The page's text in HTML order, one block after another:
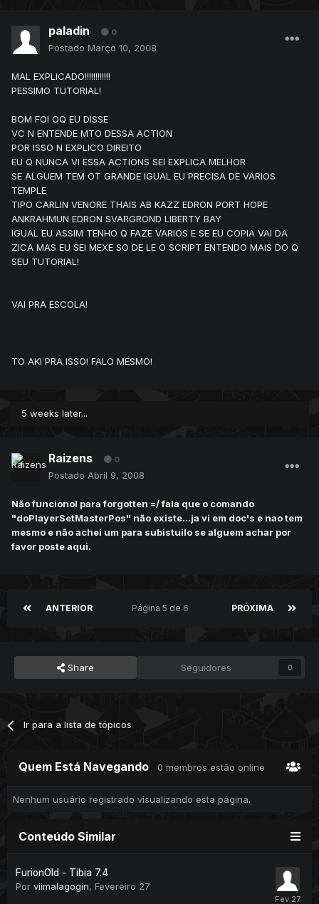
paladin 0
Postado Março 10, 2008
MAL EXPLICADO!!!!!!!!!!!!
PESSIMO TUTORIAL!
BOM FOI OQ EU DISSE
VC N ENTENDE MTO DESSA ACTION
POR ISSO N EXPLICO DIREITO
EU Q NUNCA VI ESSA ACTIONS SEI EXPLICA MELHOR
SE ALGUEM TEM OT GRANDE IGUAL EU PRECISA DE VARIOS
TEMPLE
TIPO CARLIN VENORE THAIS AB KAZZ EDRON PORT HOPE
ANKRAHMUN EDRON SVARGROND LIBERTY BAY
IGUAL EU ASSIM TENHO Q FAZE VARIOS E SE EU COPIA VAI DA
ZICA MAS EU SEI MEXE SO DE LE O SCRIPT ENTENDO MAIS DO Q
SEU TUTORIAL!
VAI PRA ESCOLA!
TO AKI PRA ISSO! FALO MESMO!
5 weeks later...
Raizens 0
Postado Abril 9, 2008
Não funcionol para forgotten =/ fala que o comando
"doPlayerSetMasterPos" não existe...ja vi em doc's e nao tem
mesmo e não achei um para subistuilo se alguem achar por
favor poste aqui.
ANTERIOR PRÓXIMA
Página 5 de 6
Share Seguidores 0
Ir para a lista de tópicos
Quem Está Navegando 0 membros estão online
Nenhum usuário registrado visualizando esta página.
Conteúdo Similar
FurionOld - Tibia 7.4
Por viimalagogin, Fevereiro 27